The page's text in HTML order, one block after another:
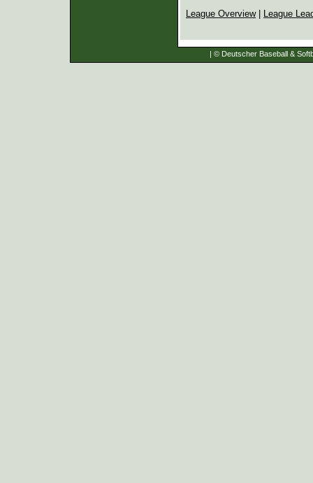
League Overview| League
| © Deutscher Baseball &